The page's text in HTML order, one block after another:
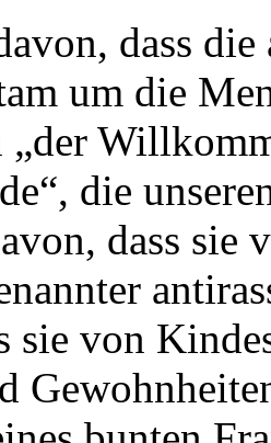
dass
um die
„der
die
dass sie
sie von